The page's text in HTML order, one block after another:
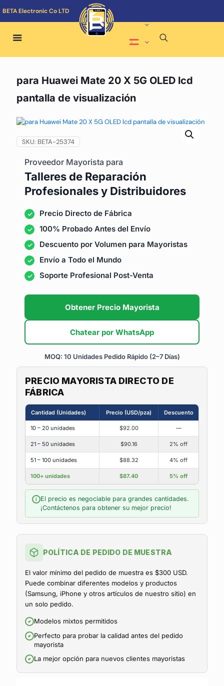
BETA Electronic Co LTD
para Huawei Mate 20 X 5G OLED lcd
pantalla de visualización
SKU: BETA-25374
Proveedor Mayorista para
Talleres de Reparación
Profesionales y Distribuidores
Precio Directo de Fábrica
100% Probado Antes del Envío
Descuento por Volumen para Mayoristas
Envío a Todo el Mundo
Soporte Profesional Post-Venta
Obtener Precio Mayorista
Chatear por WhatsApp
MOQ: 10 Unidades Pedido Rápido (2–7 Días)
PRECIO MAYORISTA DIRECTO DE
FÁBRICA
Cantidad (Unidades) Precio (USD/pza) Descuento
10 – 20 unidades $92.00 —
21 – 50 unidades $90.16 2% off
51 – 100 unidades $88.32 4% off
100+ unidades $87.40 5% off
i
El precio es negociable para grandes cantidades.
¡Contáctenos para obtener su mejor precio!
POLÍTICA DE PEDIDO DE MUESTRA
El valor mínimo del pedido de muestra es $300 USD.
Puede combinar diferentes modelos y productos
(Samsung, iPhone y otros artículos de nuestro sitio) en
un solo pedido.
Modelos mixtos permitidos
Perfecto para probar la calidad antes del pedido
mayorista
La mejor opción para nuevos clientes mayoristas